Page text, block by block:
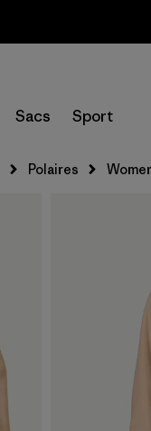
Sacs Sport
Polaires